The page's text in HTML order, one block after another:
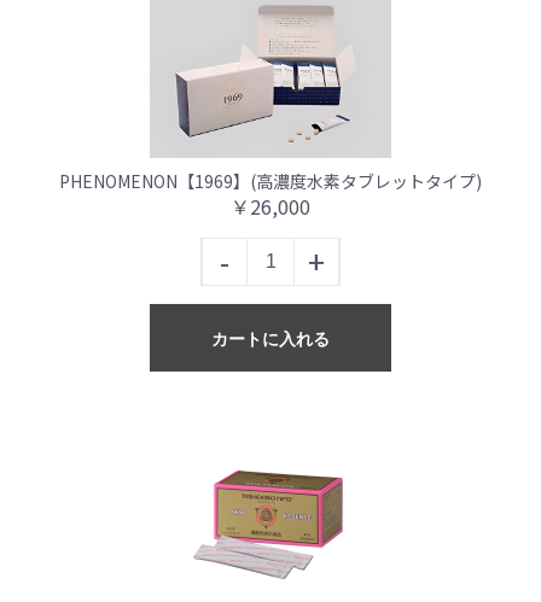
PHENOMENON【1969】(高濃度水素タブレットタイプ)
￥26,000
- +
カートに入れる